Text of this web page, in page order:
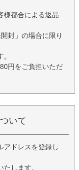
様都合による返品
封」の場合に限り
円をご負担いただ
いて
アドレスを登録し
します。